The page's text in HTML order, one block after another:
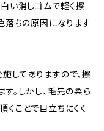
い消しゴムで軽く擦
落ちの原因になります
してありますので、擦
。しかし、毛先の柔ら
くことで目立ちにくく